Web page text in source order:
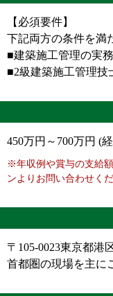
【必須要件】
下記両方の条件を満
■建築施工管理の実
■2級建築施工管理技
450万円～700万円 (
※年収例や賞与の支給
ンよりお問い合わせくだ
〒105-0023東京都港
首都圏の現場を主に